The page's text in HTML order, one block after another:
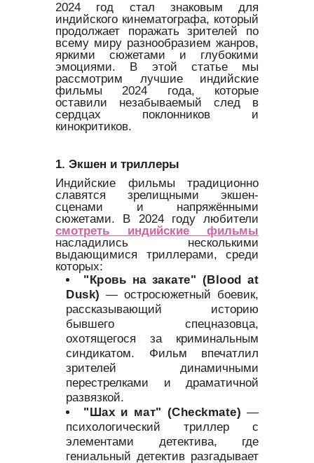
2024 год стал знаковым для
индийского кинематографа, который
продолжает поражать зрителей по
всему миру разнообразием жанров,
яркими сюжетами и глубокими
эмоциями. В этой статье мы
рассмотрим лучшие индийские
фильмы 2024 года, которые
оставили незабываемый след в
сердцах поклонников и
кинокритиков.
1. Экшен и триллеры
Индийские фильмы традиционно
славятся зрелищными экшен-
сценами и напряжёнными
сюжетами. В 2024 году любители
смотреть индийские фильмы
насладились несколькими
выдающимися триллерами, среди
которых:
"Кровь на закате" (Blood at
Dusk) — остросюжетный боевик,
рассказывающий историю
бывшего спецназовца,
охотящегося за криминальным
синдикатом. Фильм впечатлил
зрителей динамичными
перестрелками и драматичной
развязкой.
"Шах и мат" (Checkmate) —
психологический триллер с
элементами детектива, где
гениальный детектив разгадывает